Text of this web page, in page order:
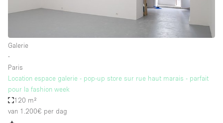
Galerie
∙
Paris
Location espace galerie - pop-up store sur rue haut marais - parfait
pour la fashion week
120 m²
van 1.200€ per dag